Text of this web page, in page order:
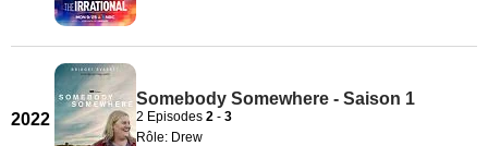
2022
Somebody Somewhere - Saison 1
2 Episodes 2 - 3
Rôle: Drew